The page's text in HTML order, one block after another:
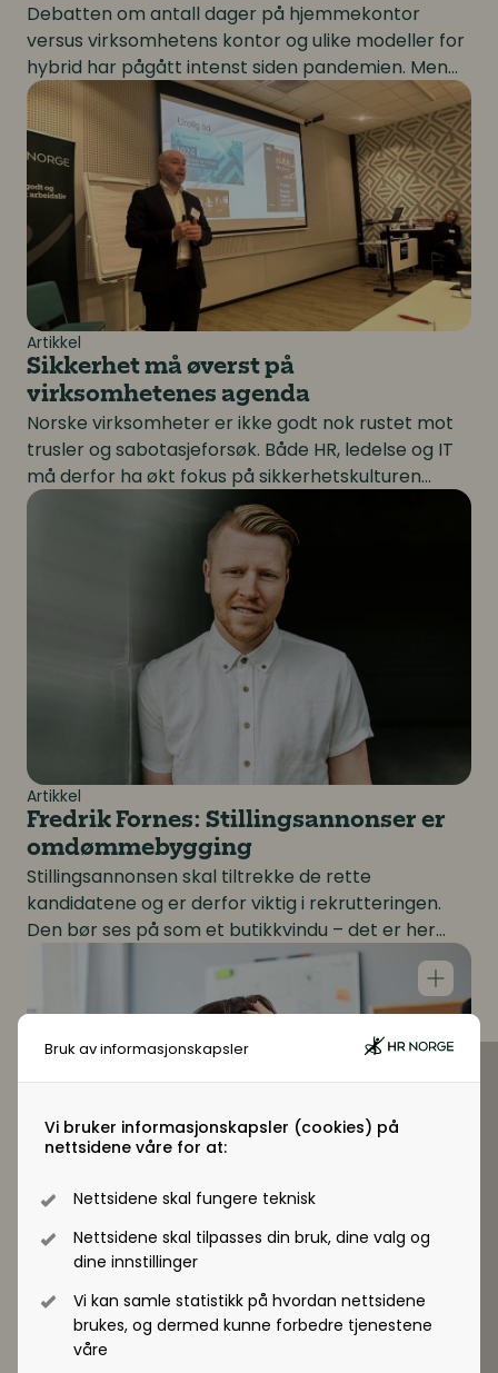
Bruk av informasjonskapsler
Vi bruker informasjonskapsler (cookies) på
nettsidene våre for at:
Nettsidene skal fungere teknisk
Nettsidene skal tilpasses din bruk, dine valg og
dine innstillinger
Vi kan samle statistikk på hvordan nettsidene
brukes, og dermed kunne forbedre tjenestene
våre
Debatten om antall dager på hjemmekontor
versus virksomhetens kontor og ulike modeller for
hybrid har pågått intenst siden pandemien. Men
fokuserer vi på helt feil ting i diskusjonen? Ifølge
Margaret Heffernan gjør vi det.
Artikkel
Sikkerhet må øverst på
virksomhetenes agenda
Norske virksomheter er ikke godt nok rustet mot
trusler og sabotasjeforsøk. Både HR, ledelse og IT
må derfor ha økt fokus på sikkerhetskulturen
fremover.
Sikkerhet må øverst på virksomhetenes agenda
Artikkel
Fredrik Fornes: Stillingsannonser er
omdømmebygging
Stillingsannonsen skal tiltrekke de rette
kandidatene og er derfor viktig i rekrutteringen.
Den bør ses på som et butikkvindu – det er her
kandidater danner sitt førsteinntrykk av
virksomheten. En god stillingsannonse skal
reflektere bedriftens verdier, kultur og
Fredrik Fornes: Stillingsannonser er
Artikkel
Lavere sykefravær: tips og råd til HR
og ledere
For at ledere skal lykkes med oppdraget å få ned
sykefraværet er det viktig med en generell og
Lavere sykefravær: tips og råd til HR og ledere